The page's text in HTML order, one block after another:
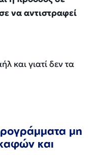
να αντιστραφεί
και γιατί δεν τα
μη
και